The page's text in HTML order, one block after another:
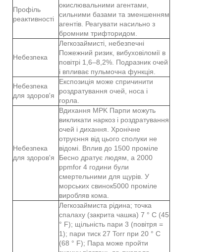
Профіль
реактивності
окислювальними агентами,
сильними базами та зменшенням
агентів. Реагувати насильно з
бромним трифторидом.
Небезпека
Легкозаймисті, небезпечні
Пожежний ризик, вибуховіломії в
повітрі 1,6–8,2%. Подразник очей
і впливає пульмочна функція.
Небезпека
для здоров'я
Експозиція може спричинити
роздратування очей, носа і
горла.
Небезпека
для здоров'я
Вдихання MPK Парпи можуть
викликати наркоз і роздратування
очей і дихання. Хронічне
отруєння від цього сполуки не
відомі. Вплив до 1500 проміле
Бесно дратує людям, а 2000
ppmfor 4 години були
смертельними для щурів. У
морських свинок5000 проміле
виробляв кома.
Легкозаймиста рідина; точка
спалаху (закрита чашка) 7 ° C (45
° F); щільність пари 3 (повітря =
1); пари тиск 27 Torr при 20 ° C
(68 ° F); Пара може пройти